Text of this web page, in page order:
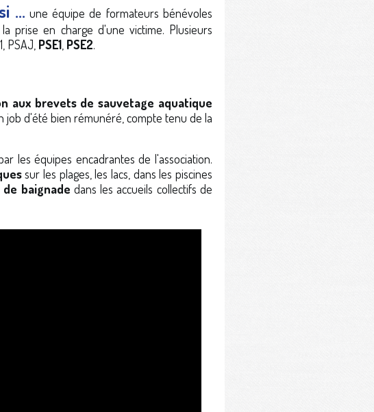
... une équipe de formateurs bénévoles
prise en charge d'une victime. Plusieurs
PSAJ, PSE1 PSE2.
aux brevets de sauvetage aquatique
job d'été bien rémunéré, compte tenu de la
les équipes encadrantes de l'association.
sur les plages, les lacs, dans les piscines
baignade dans les accueils collectifs de